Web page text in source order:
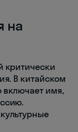
на
критически
В китайском
включает имя,